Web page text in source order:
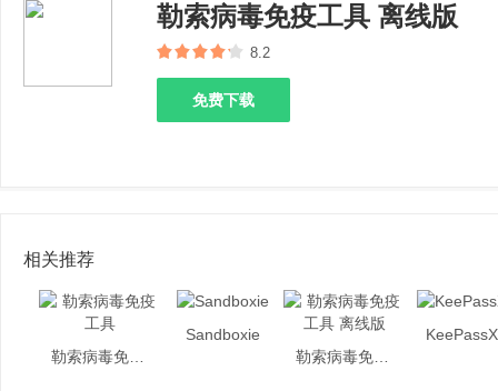
勒索病毒免疫工具 离线版
8.2
免费下载
相关推荐
Sandboxie